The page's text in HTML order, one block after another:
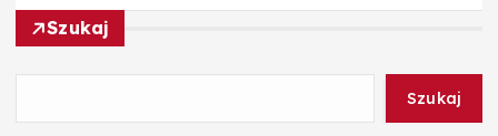
j
a
Szukaj
Szukaj